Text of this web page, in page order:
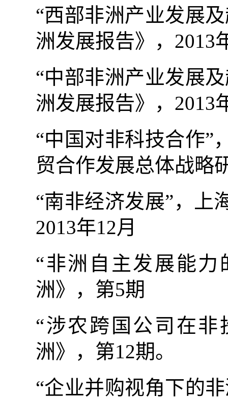
“西部非洲产业发展
洲发展报告》， 2013
“中部非洲产业发展
洲发展报告》， 2013
“中国对非科技合作”
贸合作发展总体战略
“南非经济发展”，上
2013年12月
“非洲自主发展能
洲》，第5期
“涉农跨国公司在
洲》，第12期。
“企业并购视角下的